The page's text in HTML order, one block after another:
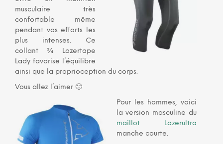
musculaire très
confortable même
pendant vos efforts les
plus intenses. Ce
collant ¾ Lazertape
Lady favorise l’équilibre
ainsi que la proprioception du corps.
Vous allez l’aimer 🙂
Pour les hommes, voici
la version masculine du
maillot Lazerultra
manche courte.